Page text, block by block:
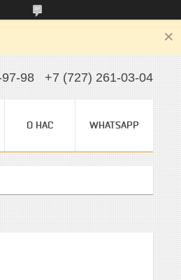
98 +7 (727) 261-03-04
О НАС WHATSAPP